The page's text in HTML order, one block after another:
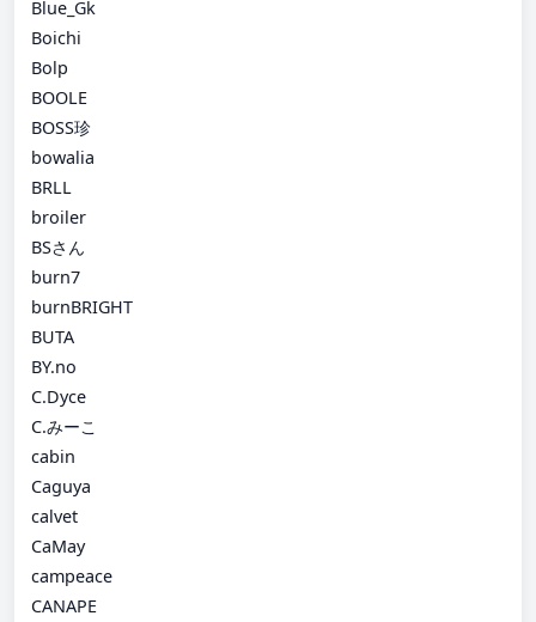
Blue_Gk
Boichi
Bolp
BOOLE
BOSS珍
bowalia
BRLL
broiler
BSさん
burn7
burnBRIGHT
BUTA
BY.no
C.Dyce
C.みーこ
cabin
Caguya
calvet
CaMay
campeace
CANAPE